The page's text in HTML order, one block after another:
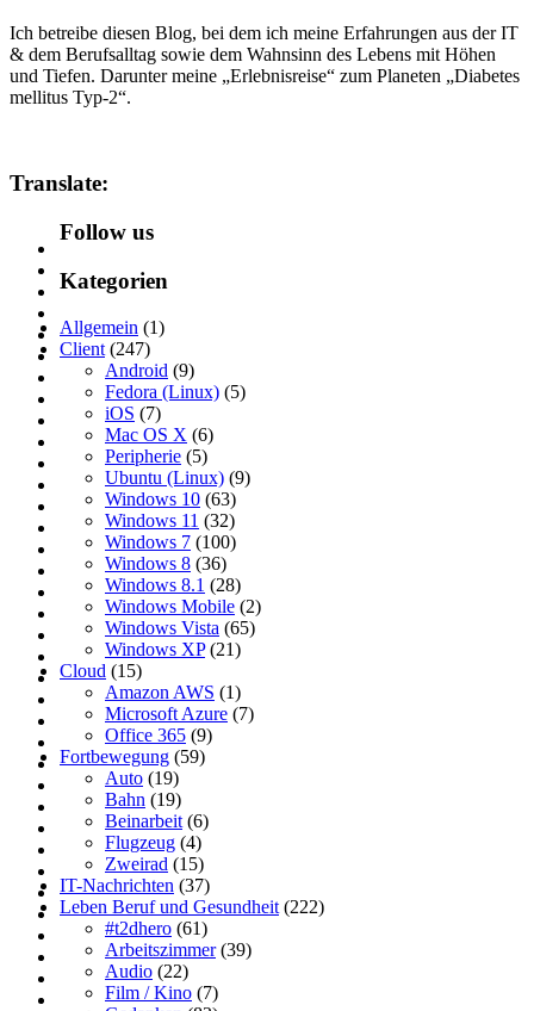
Ich betreibe diesen Blog, bei dem ich meine Erfahrungen aus der IT
& dem Berufsalltag sowie dem Wahnsinn des Lebens mit Höhen
und Tiefen. Darunter meine „Erlebnisreise“ zum Planeten „Diabetes
mellitus Typ-2“.
Translate:
Follow us
Kategorien
Allgemein (1)
Client (247)
Android (9)
Fedora (Linux) (5)
iOS (7)
Mac OS X (6)
Peripherie (5)
Ubuntu (Linux) (9)
Windows 10 (63)
Windows 11 (32)
Windows 7 (100)
Windows 8 (36)
Windows 8.1 (28)
Windows Mobile (2)
Windows Vista (65)
Windows XP(21)
Cloud (15)
Amazon AWS (1)
Microsoft Azure (7)
Office 365 (9)
Fortbewegung (59)
Auto (19)
Bahn (19)
Beinarbeit (6)
Flugzeug (4)
Zweirad (15)
IT-Nachrichten (37)
Leben Beruf und Gesundheit (222)
#t2dhero (61)
Arbeitszimmer(39)
Audio (22)
Film / Kino (7)